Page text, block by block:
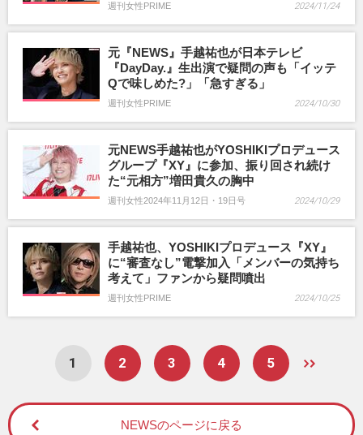
週刊女性PRIME 2024/11/24
元『NEWS』手越祐也が日本テレビ
『DayDay.』生出演で疑問の声も「イッテ
Qで味しめた?」「急すぎる」
週刊女性PRIME 2024/10/30
元NEWS手越祐也がYOSHIKIプロデュース
グループ『XY』に参加、振り回され続け
た“元相方”増田貴久の胸中
週刊女性2024年11月12日・19日号 2024/10/29
手越祐也、YOSHIKIプロデュース『XY』
に“審査なし”電撃加入「メンバーの気持ち
考えて」ファンから疑問噴出
週刊女性PRIME 2024/10/25
1 2 3 4 5
NEWSのページに戻る